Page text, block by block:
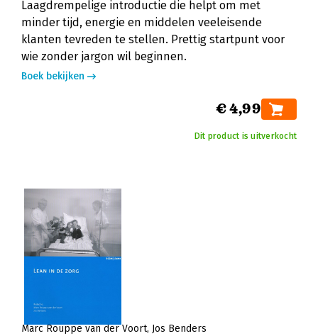
Laagdrempelige introductie die helpt om met
minder tijd, energie en middelen veeleisende
klanten tevreden te stellen. Prettig startpunt voor
wie zonder jargon wil beginnen.
Boek bekijken
€ 4,99
Dit product is uitverkocht
Marc Rouppe van der Voort Jos Benders